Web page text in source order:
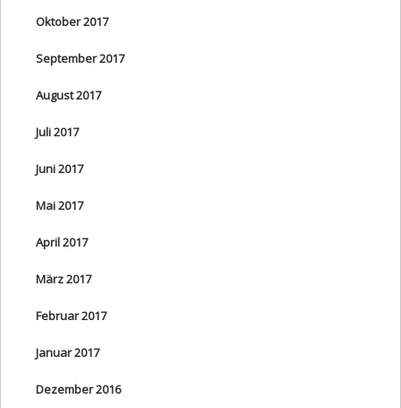
Oktober 2017
September 2017
August 2017
Juli 2017
Juni 2017
Mai 2017
April 2017
März 2017
Februar 2017
Januar 2017
Dezember 2016